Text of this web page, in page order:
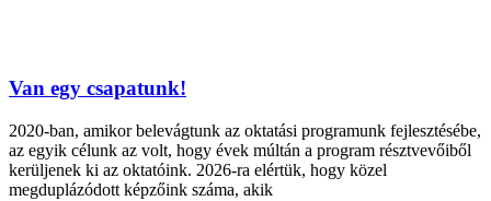
Van egy csapatunk!
2020-ban, amikor belevágtunk az oktatási programunk fejlesztésébe,
az egyik célunk az volt, hogy évek múltán a program résztvevőiből
kerüljenek ki az oktatóink. 2026-ra elértük, hogy közel
megduplázódott képzőink száma, akik